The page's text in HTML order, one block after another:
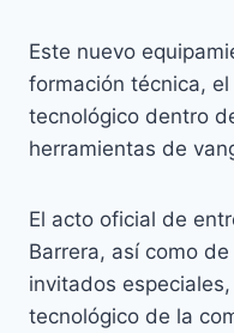
Este nuevo
formación técnica,
tecnológico dentro
herramientas de
El acto oficial de
Barrera, así como
invitados
tecnológico de la